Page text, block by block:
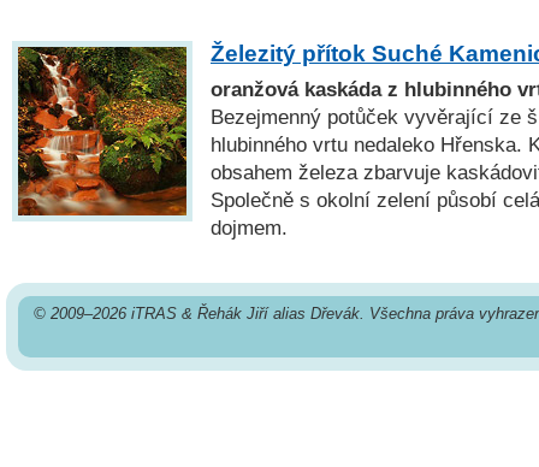
Železitý přítok Suché
oranžová kaskáda z hlubinného
Bezejmenný potůček vyvěrající ze
hlubinného vrtu nedaleko Hřenska.
obsahem železa zbarvuje
Společně s okolní zelení působí
dojmem.
© 2009–2026 iTRAS & Řehák Jiří alias Dřevák. Všechna práva